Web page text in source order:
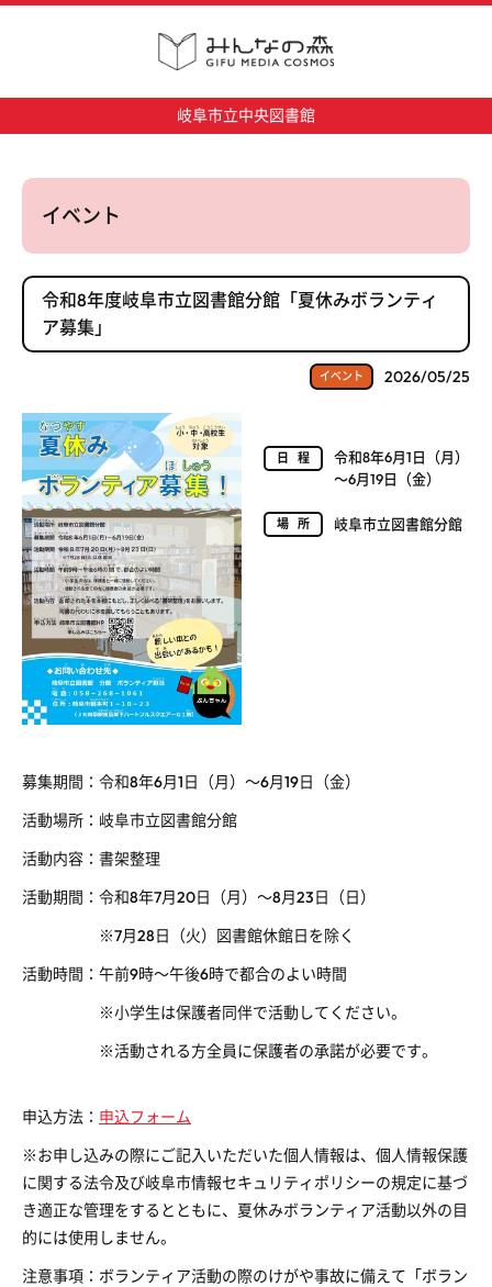
岐阜市立中央図書館
イベント
令和8年度岐阜市立図書館分館「夏休みボランティ
ア募集」
イベント 2026/05/25
日程
令和8年6月1日（月）
～6月19日（金）
場所 岐阜市立図書館分館
募集期間：令和8年6月1日（月）～6月19日（金）
活動場所：岐阜市立図書館分館
活動内容：書架整理
活動期間：令和8年7月20日（月）～8月23日（日）
※7月28日（火）図書館休館日を除く
活動時間：午前9時～午後6時で都合のよい時間
※小学生は保護者同伴で活動してください。
※活動される方全員に保護者の承諾が必要です。
申込方法： 申込フォーム
※お申し込みの際にご記入いただいた個人情報は、個人情報保護
に関する法令及び岐阜市情報セキュリティポリシーの規定に基づ
き適正な管理をするとともに、夏休みボランティア活動以外の目
的には使用しません。
注意事項：ボランティア活動の際のけがや事故に備えて「ボラン